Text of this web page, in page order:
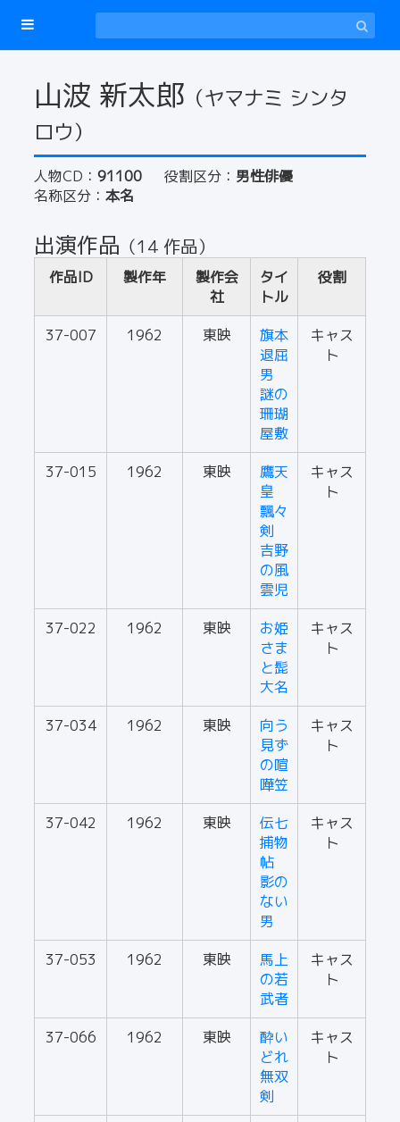
山波 新太郎 （ヤマナミ シンタ
ロウ）
人物CD： 91100 役割区分： 男性俳優
名称区分： 本名
出演作品 （14 作品）
作品ID 製作年
製作会
社
タイ
トル
役割
37-007 1962 東映
旗本
退屈
男
謎の
珊瑚
屋敷
キャス
ト
37-015 1962 東映
鷹天
皇
飄々
剣
吉野
の風
雲児
キャス
ト
37-022 1962 東映
お姫
さま
と髭
大名
キャス
ト
37-034 1962 東映
向う
見ず
の喧
嘩笠
キャス
ト
37-042 1962 東映
伝七
捕物
帖
影の
ない
男
キャス
ト
37-053 1962 東映
馬上
の若
武者
キャス
ト
37-066 1962 東映
酔い
どれ
無双
剣
キャス
ト